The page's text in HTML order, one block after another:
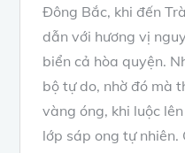
Đông Bắc, khi đến
dẫn với hương vị
biển cả hòa quyện.
bộ tự do, nhờ đó mà
vàng óng, khi luộc
lớp sáp ong tự